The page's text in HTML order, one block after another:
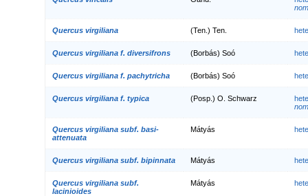
Quercus virgiliana (Ten.) Ten.
Quercus virgiliana f. diversifrons (Borbás) Soó
Quercus virgiliana f. pachytricha (Borbás) Soó
Quercus virgiliana f. typica (Posp.) O. Schwarz
Quercus virgiliana subf. basi-
attenuata
Mátyás
Quercus virgiliana subf. bipinnata Mátyás
Quercus virgiliana subf.
lacinioides
Mátyás